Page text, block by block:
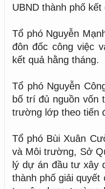
UBND thành phố
Tổ phó Nguyễn
đôn đốc công việc
kết quả hằng tháng.
Tổ phó Nguyễn
bố trí đủ nguồn vốn
trường lớp theo tiến
Tổ phó Bùi Xuân
và Môi trường, Sở
lý dự án đầu tư xây
thành phố giải